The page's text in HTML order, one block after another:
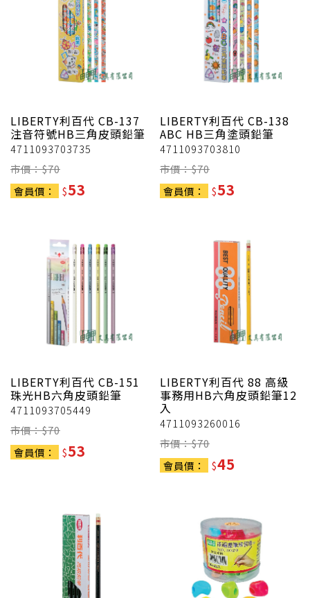
LIBERTY利百代 CB-137
注音符號HB三角皮頭鉛筆
4711093703735
市價：$70
會員價：
$53
LIBERTY利百代 CB-138
ABC HB三角塗頭鉛筆
4711093703810
市價：$70
會員價：
$53
LIBERTY利百代 CB-151
珠光HB六角皮頭鉛筆
4711093705449
市價：$70
會員價：
$53
LIBERTY利百代 88 高級
事務用HB六角皮頭鉛筆12
入
4711093260016
市價：$70
會員價：
$45